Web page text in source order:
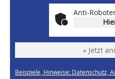
Anti-
» Jetzt
Beispiele, Hinweise: Datenschutz,